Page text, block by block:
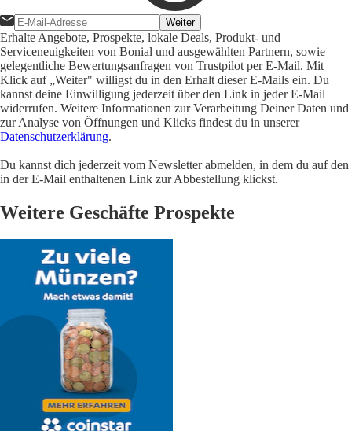
Weiter
Erhalte Angebote, Prospekte, lokale Deals, Produkt- und
Serviceneuigkeiten von Bonial und ausgewählten Partnern, sowie
gelegentliche Bewertungsanfragen von Trustpilot per E-Mail. Mit
Klick auf „Weiter" willigst du in den Erhalt dieser E-Mails ein. Du
kannst deine Einwilligung jederzeit über den Link in jeder E-Mail
widerrufen. Weitere Informationen zur Verarbeitung Deiner Daten und
zur Analyse von Öffnungen und Klicks findest du in unserer
Datenschutzerklärung.
Du kannst dich jederzeit vom Newsletter abmelden, in dem du auf den
in der E-Mail enthaltenen Link zur Abbestellung klickst.
Weitere Geschäfte Prospekte